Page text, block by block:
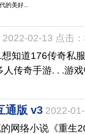
的美好...
2022-02-13 点击
知道176传奇私
传奇手游. . .游
通版 v3 2022-
网络小说《重生